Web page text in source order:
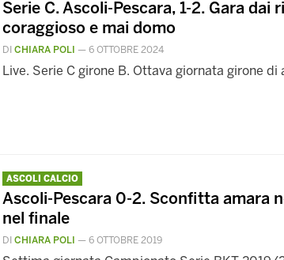
Serie C. Ascoli-Pescara, 1-2. Gara
coraggioso e mai domo
DI CHIARA POLI — 6 OTTOBRE 2024
Live. Serie C girone B. Ottava giornata girone di
ASCOLI CALCIO
Ascoli-Pescara 0-2. Sconfitta amara
nel finale
DI CHIARA POLI — 6 OTTOBRE 2019